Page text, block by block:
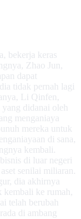
bekerja keras
Zhao Jun,
dapat
tidak pernah lagi
Li Qinfen,
didanai oleh
menganiaya
mereka untuk
di sana,
kembali.
di luar negeri
senilai miliaran.
dia akhirnya
kembali ke rumah,
telah berubah
di ambang